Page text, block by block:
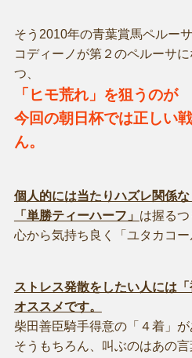
そう2010年の青葉賞馬ペルー
コディーノが第２のペルーサ
つ、
「ヒモ荒れ」を狙うのが
今回の朝日杯では正しい
ん。
個人的には当たりハズレ関係な
「単勝ティーハーフ」 は握るつ
心から気持ち良く「ユタカコー
ストレス発散をしたい人には
オススメです。
柴田善臣騎手得意の「４着」が
そうもちろん、叫ぶのはあの